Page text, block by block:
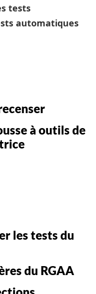
tests
automatiques
à outils de
les tests du
du RGAA